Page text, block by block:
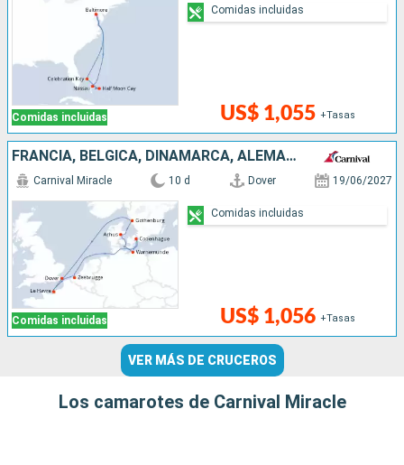
Comidas incluidas US$ 1,055 +Tasas
Comidas incluidas
FRANCIA, BÉLGICA, DINAMARCA, ALEMANIA, SUECIA, REINO UNIDO
Comidas incluidas
Carnival Miracle 10 d Dover 19/06/2027
US$ 1,056 +Tasas
Comidas incluidas
VER MÁS DE CRUCEROS
Los camarotes de Carnival Miracle